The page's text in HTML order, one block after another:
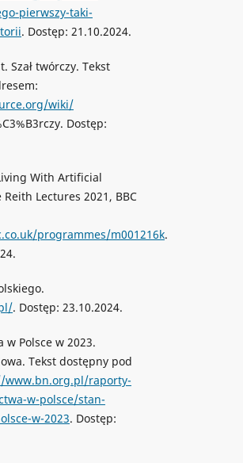
pierwszy-taki-
. Dostęp: 21.10.2024.
Szał twórczy. Tekst
wiki/
Dostęp:
With Artificial
Lectures 2021, BBC
programmes/m001216k.
. Dostęp: 23.10.2024.
w Polsce w 2023.
Tekst dostępny pod
www.bn.org.pl/raporty-
w-polsce/stan-
w-2023. Dostęp: